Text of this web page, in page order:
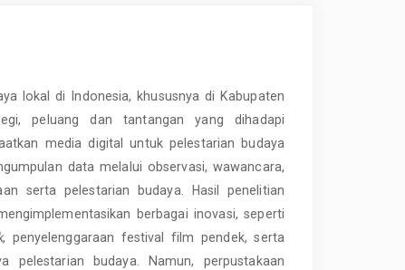
lokal di Indonesia, khususnya di Kabupaten
peluang dan tantangan yang dihadapi
media digital untuk pelestarian budaya
data melalui observasi, wawancara,
serta pelestarian budaya. Hasil penelitian
berbagai inovasi, seperti
, penyelenggaraan festival film pendek, serta
pelestarian budaya. Namun, perpustakaan